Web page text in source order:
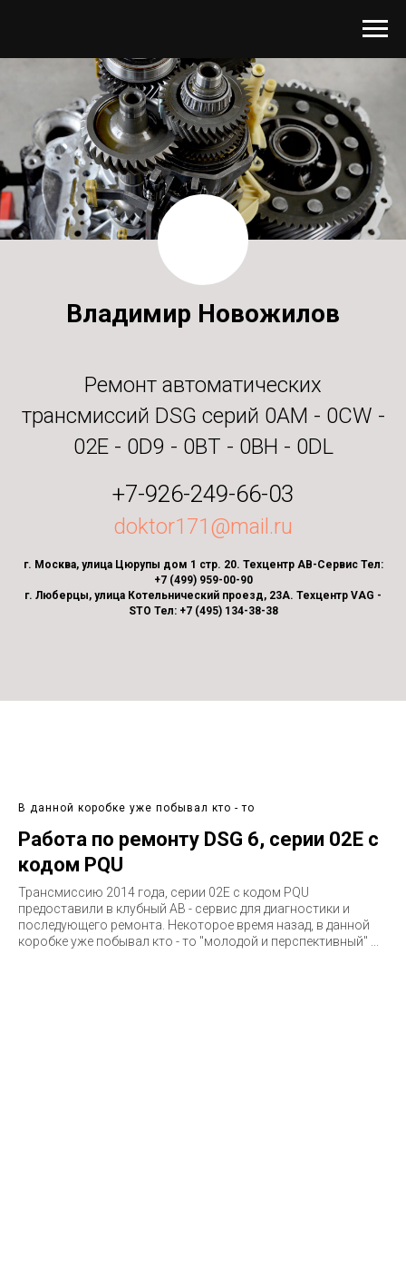
Владимир Новожилов
Ремонт автоматических
трансмиссий DSG серий 0AM - 0CW -
02E - 0D9 - 0BT - 0BH - 0DL
+7-926-249-66-03
doktor171@mail.ru
г. Москва, улица Цюрупы дом 1 стр. 20. Техцентр АВ-Сервис Тел:
+7 (499) 959-00-90
г. Люберцы, улица Котельнический проезд, 23А. Техцентр VAG -
STO Тел: +7 (495) 134-38-38
В данной коробке уже побывал кто - то
Работа по ремонту DSG 6, серии 02E с
кодом PQU
Трансмиссию 2014 года, серии 02E c кодом PQU
предоставили в клубный АВ - сервис для диагностики и
последующего ремонта. Некоторое время назад, в данной
коробке уже побывал кто - то "молодой и перспективный" ...